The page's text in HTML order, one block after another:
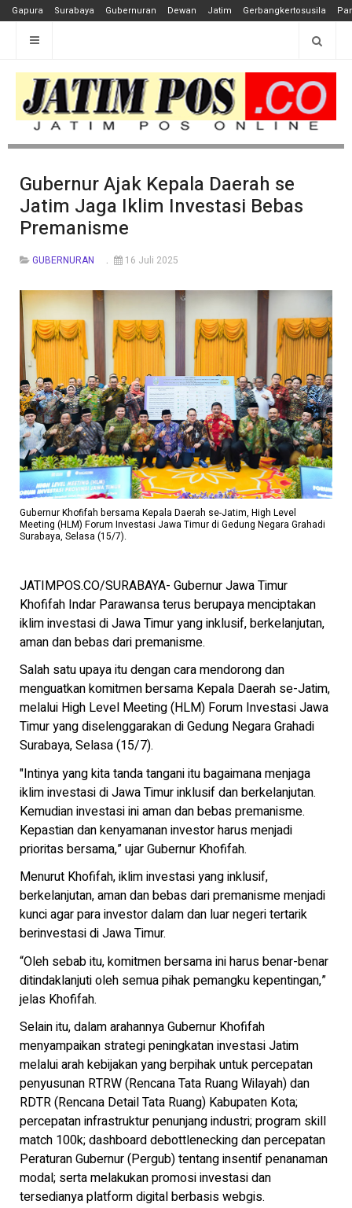
Gapura Surabaya Gubernuran Dewan Jatim Gerbangkertosusila
Gubernur Ajak Kepala Daerah se
Jatim Jaga Iklim Investasi Bebas
Premanisme
GUBERNURAN 16 Juli 2025
Gubernur Khofifah bersama Kepala Daerah se-Jatim, High Level
Meeting (HLM) Forum Investasi Jawa Timur di Gedung Negara Grahadi
Surabaya, Selasa (15/7).
JATIMPOS.CO/SURABAYA- Gubernur Jawa Timur
Khofifah Indar Parawansa terus berupaya menciptakan
iklim investasi di Jawa Timur yang inklusif, berkelanjutan,
aman dan bebas dari premanisme.
Salah satu upaya itu dengan cara mendorong dan
menguatkan komitmen bersama Kepala Daerah se-Jatim,
melalui High Level Meeting (HLM) Forum Investasi Jawa
Timur yang diselenggarakan di Gedung Negara Grahadi
Surabaya, Selasa (15/7).
"Intinya yang kita tanda tangani itu bagaimana menjaga
iklim investasi di Jawa Timur inklusif dan berkelanjutan.
Kemudian investasi ini aman dan bebas premanisme.
Kepastian dan kenyamanan investor harus menjadi
prioritas bersama,” ujar Gubernur Khofifah.
Menurut Khofifah, iklim investasi yang inklusif,
berkelanjutan, aman dan bebas dari premanisme menjadi
kunci agar para investor dalam dan luar negeri tertarik
berinvestasi di Jawa Timur.
“Oleh sebab itu, komitmen bersama ini harus benar-benar
ditindaklanjuti oleh semua pihak pemangku kepentingan,”
jelas Khofifah.
Selain itu, dalam arahannya Gubernur Khofifah
menyampaikan strategi peningkatan investasi Jatim
melalui arah kebijakan yang berpihak untuk percepatan
penyusunan RTRW (Rencana Tata Ruang Wilayah) dan
RDTR (Rencana Detail Tata Ruang) Kabupaten Kota;
percepatan infrastruktur penunjang industri; program skill
match 100k; dashboard debottlenecking dan percepatan
Peraturan Gubernur (Pergub) tentang insentif penanaman
modal; serta melakukan promosi investasi dan
tersedianya platform digital berbasis webgis.